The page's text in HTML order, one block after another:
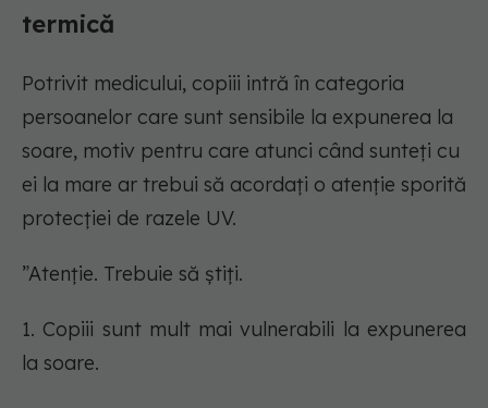
termică
Potrivit medicului, copiii intră în categoria
persoanelor care sunt sensibile la expunerea la
soare, motiv pentru care atunci când sunteți cu
ei la mare ar trebui să acordați o atenție sporită
protecției de razele UV.
”Atenție. Trebuie să știți.
1. Copiii sunt mult mai vulnerabili la expunerea
la soare.